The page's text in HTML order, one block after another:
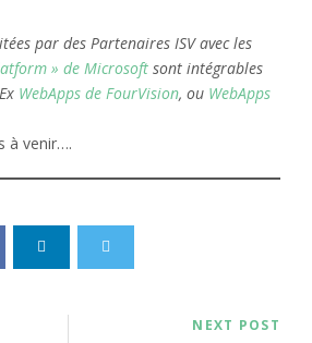
par des Partenaires ISV avec les
» de Microsoft sont intégrables
WebApps de FourVision, ou WebApps
à venir….
NEXT POST